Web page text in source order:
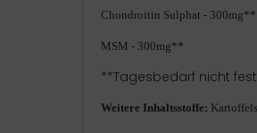
Chondroitin Sulphat - 300mg**
MSM - 300mg**
**Tagesbedarf nicht
Weitere Inhaltsstoffe: